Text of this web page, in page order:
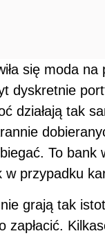
się moda
dyskretnie
działają tak
To
przypadku
nie grają tak
zapłacić.